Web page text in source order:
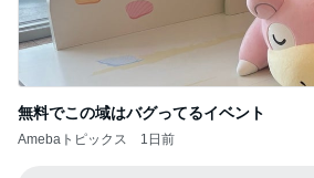
無料でこの域はバグってるイベント
Amebaトピックス 1日前